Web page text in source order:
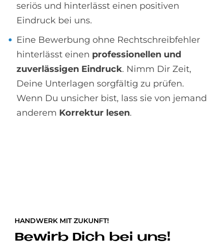
seriös und hinterlässt einen positiven
Eindruck bei uns.
Eine Bewerbung ohne Rechtschreibfehler
hinterlässt einen professionellen und
zuverlässigen Eindruck. Nimm Dir Zeit,
Deine Unterlagen sorgfältig zu prüfen.
Wenn Du unsicher bist, lass sie von jemand
anderem Korrektur lesen.
HANDWERK MIT ZUKUNFT!
Bewirb Dich bei uns!